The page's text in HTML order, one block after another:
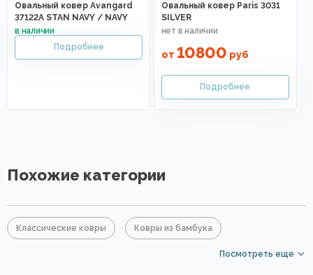
Овальный ковер Avangard
37122A STAN NAVY / NAVY
Овальный ковер Paris 3031
SILVER
от 10800 руб
Похожие категории
Классические ковры Ковры из бамбука
Овальные ковры
Посмотреть еще